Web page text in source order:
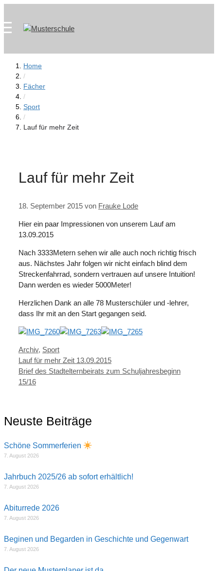
springen
content
Home
/
Fächer
/
Sport
/
Lauf für mehr Zeit
Lauf für mehr Zeit
18. September 2015 von Frauke Lode
Hier ein paar Impressionen von unserem Lauf am
13.09.2015
Nach 3333Metern sehen wir alle auch noch richtig frisch
aus. Nächstes Jahr folgen wir nicht einfach blind dem
Streckenfahrrad, sondern vertrauen auf unsere Intuition!
Dann werden es wieder 5000Meter!
Herzlichen Dank an alle 78 Musterschüler und -lehrer,
dass Ihr mit an den Start gegangen seid.
Kategorien
Archiv, Sport
Lauf für mehr Zeit 13.09.2015
Brief des Stadtelternbeirats zum Schuljahresbeginn
15/16
Neuste Beiträge
Schöne Sommerferien
7. August 2026
Jahrbuch 2025/26 ab sofort erhältlich!
7. August 2026
Abiturrede 2026
7. August 2026
Beginen und Begarden in Geschichte und Gegenwart
7. August 2026